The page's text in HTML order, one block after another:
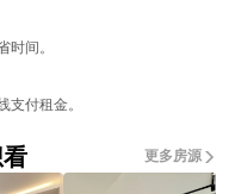
间。
付租金。
更多房源